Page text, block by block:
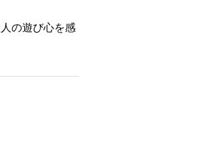
の遊び心を感